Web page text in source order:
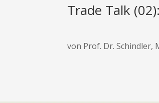
Trade Talk
von Prof. Dr. Schindler,